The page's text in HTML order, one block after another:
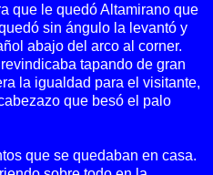
que le quedó Altamirano que
sin ángulo la levantó y
abajo del arco al corner.
tapando de gran
la igualdad para el visitante,
que besó el palo
que se quedaban en casa.